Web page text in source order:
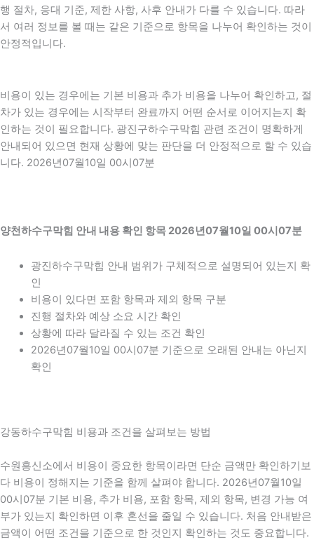
행 절차, 응대 기준, 제한 사항, 사후 안내가 다를 수 있습니다. 따라
서 여러 정보를 볼 때는 같은 기준으로 항목을 나누어 확인하는 것이
안정적입니다.
비용이 있는 경우에는 기본 비용과 추가 비용을 나누어 확인하고, 절
차가 있는 경우에는 시작부터 완료까지 어떤 순서로 이어지는지 확
인하는 것이 필요합니다. 광진구하수구막힘 관련 조건이 명확하게
안내되어 있으면 현재 상황에 맞는 판단을 더 안정적으로 할 수 있습
니다. 2026년07월10일 00시07분
양천하수구막힘 안내 내용 확인 항목 2026년07월10일 00시07분
광진하수구막힘 안내 범위가 구체적으로 설명되어 있는지 확
인
비용이 있다면 포함 항목과 제외 항목 구분
진행 절차와 예상 소요 시간 확인
상황에 따라 달라질 수 있는 조건 확인
2026년07월10일 00시07분 기준으로 오래된 안내는 아닌지
확인
강동하수구막힘 비용과 조건을 살펴보는 방법
수원흥신소에서 비용이 중요한 항목이라면 단순 금액만 확인하기보
다 비용이 정해지는 기준을 함께 살펴야 합니다. 2026년07월10일
00시07분 기본 비용, 추가 비용, 포함 항목, 제외 항목, 변경 가능 여
부가 있는지 확인하면 이후 혼선을 줄일 수 있습니다. 처음 안내받은
금액이 어떤 조건을 기준으로 한 것인지 확인하는 것도 중요합니다.